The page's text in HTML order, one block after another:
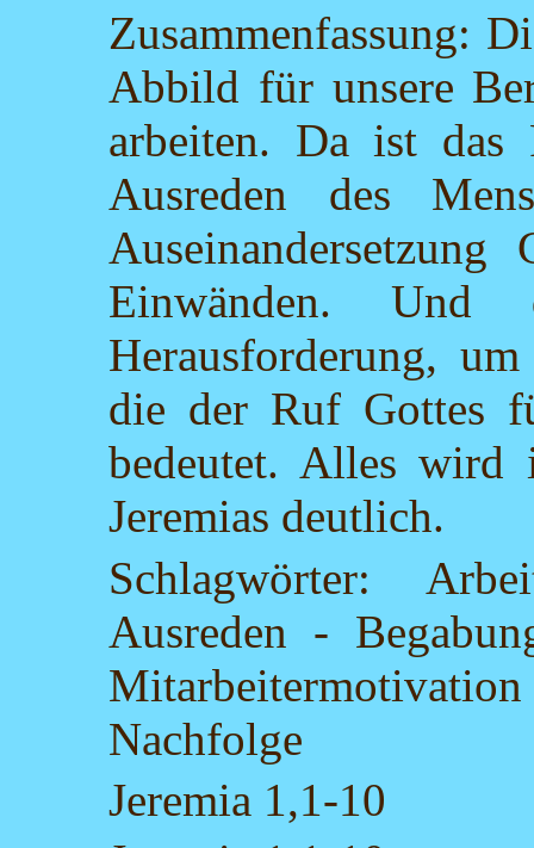
Zusammenfassung:
Abbild für unsere
arbeiten. Da ist das
Ausreden des
Einwänden.
Herausforderung,
die der Ruf Gottes
bedeutet. Alles wird
Jeremias deutlich.
Schlagwörter:
Ausreden -
Nachfolge
Jeremia 1,1-10